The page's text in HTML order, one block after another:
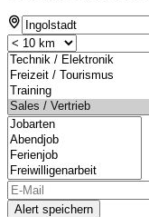
Alert speichern